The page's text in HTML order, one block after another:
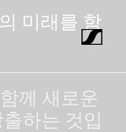
미래를 함
께 새로운
하는 것입